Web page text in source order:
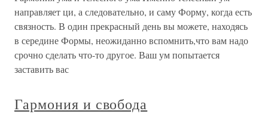
направляет ци, а следовательно, и саму Форму, когда есть
связность. В один прекрасный день вы можете, находясь
в середине Формы, неожиданно вспомнить,что вам надо
срочно сделать что-то другое. Ваш ум попытается
заставить вас
Гармония и свобода